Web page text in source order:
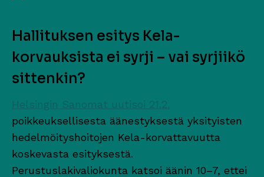
Hallituksen esitys Kela-
korvauksista ei syrji – vai syrjiikö
sittenkin?
Helsingin Sanomat uutisoi 21.2.
poikkeuksellisesta äänestyksestä yksityisten
hedelmöityshoitojen Kela-korvattavuutta
koskevasta esityksestä.
Perustuslakivaliokunta katsoi äänin 10–7, ettei